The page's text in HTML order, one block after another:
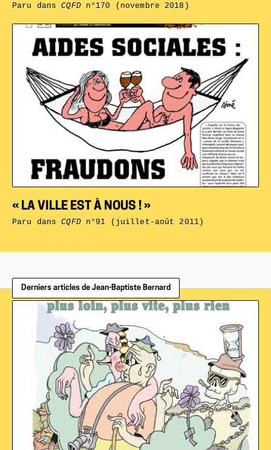
« LA VILLE EST À NOUS ! »
Paru dansCQFDn°91 (juillet-août 2011)
Paru dansCQFDn°170 (novembre 2018)
Derniers articles de Jean-Baptiste Bernard